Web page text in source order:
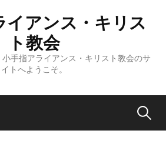
イアンス・キリス
ト教会
手指アライアンス・キリスト教会のサ
イトへようこそ。
検